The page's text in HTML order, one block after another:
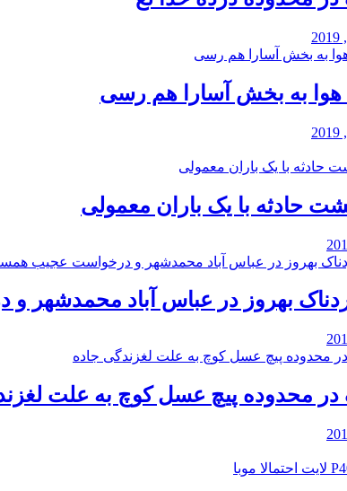
هوا به بخش آسارا هم رسی
حادثه با یک باران معمولی
بهروز در عباس آباد
محدوده پیچ عسل کوچ به علت